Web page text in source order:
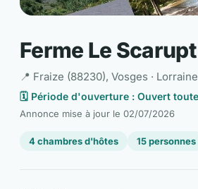
Ferme Le
📍 Fraize (88230), Vosges · Lorraine
🗓️ Période d'ouverture : Ouvert
Annonce mise à jour le 02/07/2026
4 chambres d'hôtes 15 personnes